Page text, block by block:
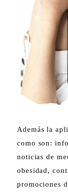
Además la
como son:
noticias de
obesidad,
promociones